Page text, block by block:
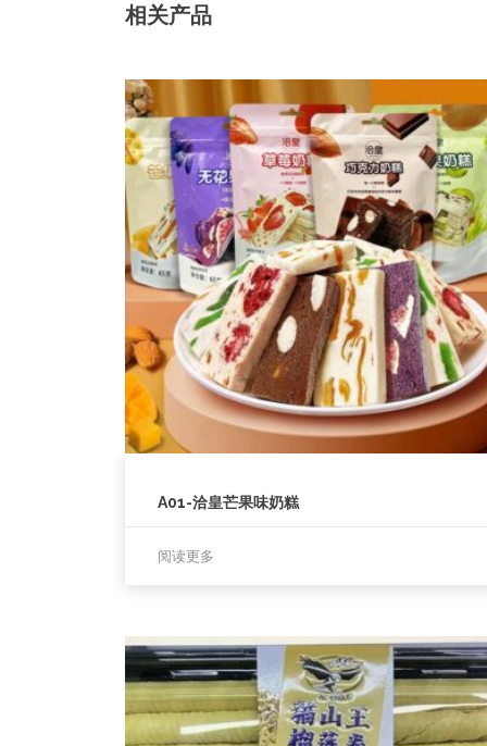
相关产品
A01-洽皇芒果味奶糕
阅读更多